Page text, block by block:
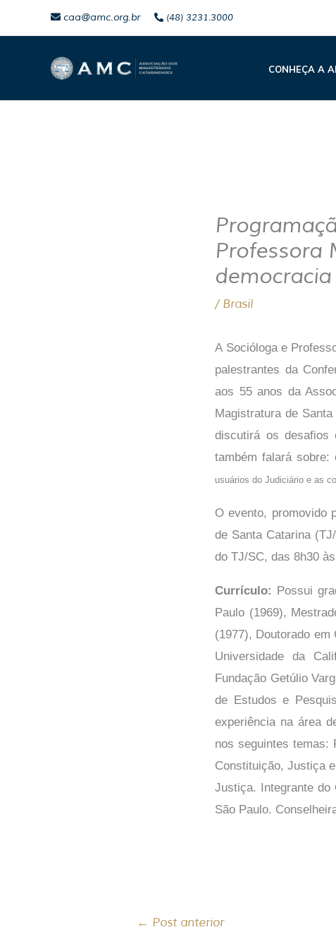
conteúdo
caa@amc.org.br (48) 3231.3000
CONHEÇA A
Professora
democracia
/ Brasil
A Socióloga e
palestrantes da
aos 55 anos da
Magistratura de
discutirá os desafios
também falará sobre:
usuários do Judiciário e as
O evento, promovido
de Santa Catarina
do TJ/SC, das 8h30
Currículo:
Possui
Paulo (1969),
(1977), Doutorado em
Universidade da
Fundação Getúlio
de Estudos e
experiência na área
nos seguintes temas:
Constituição, Justiça
Justiça. Integrante do
São Paulo.
← Post anterior